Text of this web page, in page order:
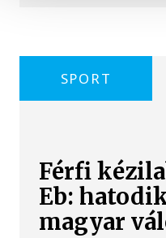
SPORT
Férfi
Eb:
magyar